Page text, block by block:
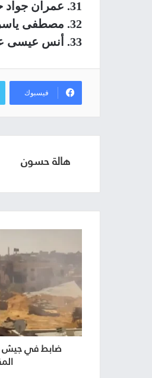
31. عمران جواد حامد ضراغمة – طوباس – 6 أشهر
32. مصطفى ياسر مصطفى عيد – بورين – 6 أشهر
33. أنس عيسى عثمان عدوان – البيرة – 4 أشهر
فيسبوك
هالة حسون
ضابط في جيش